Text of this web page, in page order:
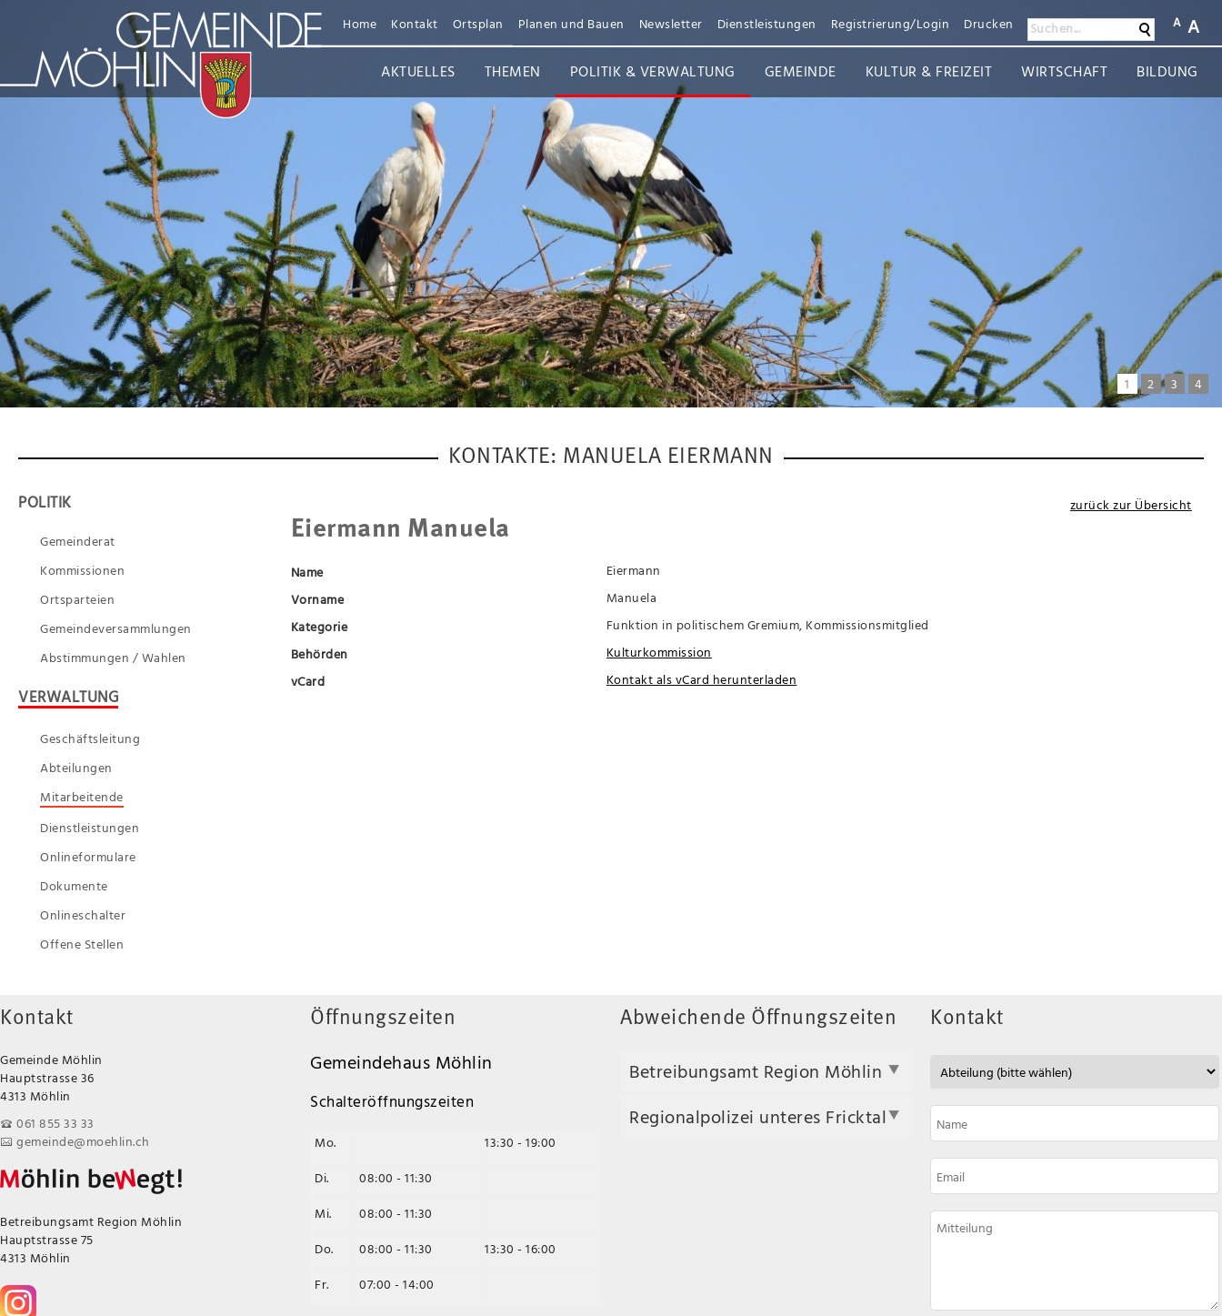
A A
Suchen...
Home Kontakt Ortsplan Planen und Bauen Newsletter Dienstleistungen Registrierung/Login DruckenSuchen
AKTUELLES THEMEN POLITIK & VERWALTUNG GEMEINDE KULTUR & FREIZEIT WIRTSCHAFT BILDUNG
1 2 3 4
KONTAKTE: MANUELA EIERMANN
POLITIK
Gemeinderat
Kommissionen
Ortsparteien
Gemeindeversammlungen
Abstimmungen / Wahlen
VERWALTUNG
Geschäftsleitung
Abteilungen
Mitarbeitende
Dienstleistungen
Onlineformulare
Dokumente
Onlineschalter
Offene Stellen
zurück zur Übersicht
Eiermann Manuela
Name
Eiermann
Vorname
Manuela
Kategorie
Funktion in politischem Gremium, Kommissionsmitglied
Behörden
Kulturkommission
vCard
Kontakt als vCard herunterladen
Kontakt
Gemeinde Möhlin
Hauptstrasse 36
4313 Möhlin
061 855 33 33
gemeinde@moehlin.ch
Betreibungsamt Region Möhlin
Hauptstrasse 75
4313 Möhlin
Öffnungszeiten
Gemeindehaus Möhlin
Schalteröffnungszeiten
Mo.
13:30 - 19:00
Di.
08:00 - 11:30
Mi.
08:00 - 11:30
Do.
08:00 - 11:30
13:30 - 16:00
Fr.
07:00 - 14:00
Abweichende Öffnungszeiten
Betreibungsamt Region Möhlin
Regionalpolizei unteres Fricktal
Kontakt